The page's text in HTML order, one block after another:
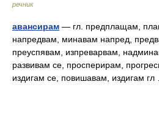
речник
авансирам — гл. предплащам,
напредвам, минавам напред,
преуспявам, изпреварвам,
развивам се, просперирам,
издигам се, повишавам, издигам